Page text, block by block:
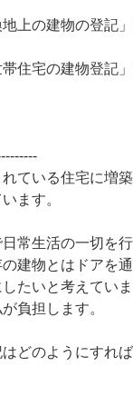
上の建物の登記
住宅の建物登記
ている住宅に増
ます。
常生活の一切を
建物とはドアを
たいと考えてい
負担します。
どのようにすれ